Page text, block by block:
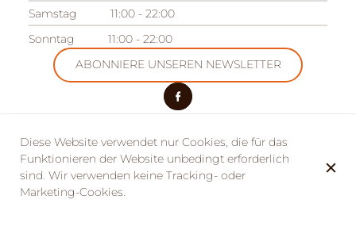
Samstag
11:00 - 22:00
Sonntag
11:00 - 22:00
ABONNIERE UNSEREN NEWSLETTER
UNSER ANDERES EINRICHTUNGEN
Camping des Acacias
Domaine des Acacias
Diese Website verwendet nur Cookies, die für das
Funktionieren der Website unbedingt erforderlich
sind. Wir verwenden keine Tracking- oder
Marketing-Cookies.